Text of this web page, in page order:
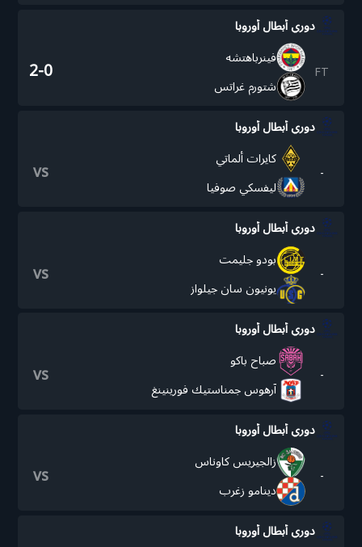
دوري أبطال أوروبا
FT
فينرباهتشه
شتورم غراتس
2-0
دوري أبطال أوروبا
-
كايرات ألماتي
ليفسكي صوفيا
vs
دوري أبطال أوروبا
-
بودو جليمت
يونيون سان جيلواز
vs
دوري أبطال أوروبا
-
صباح باكو
آرهوس جمناستيك فورينينغ
vs
دوري أبطال أوروبا
-
زالجيريس كاوناس
دينامو زغرب
vs
دوري أبطال أوروبا